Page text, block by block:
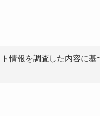
情報を調査した内容に基